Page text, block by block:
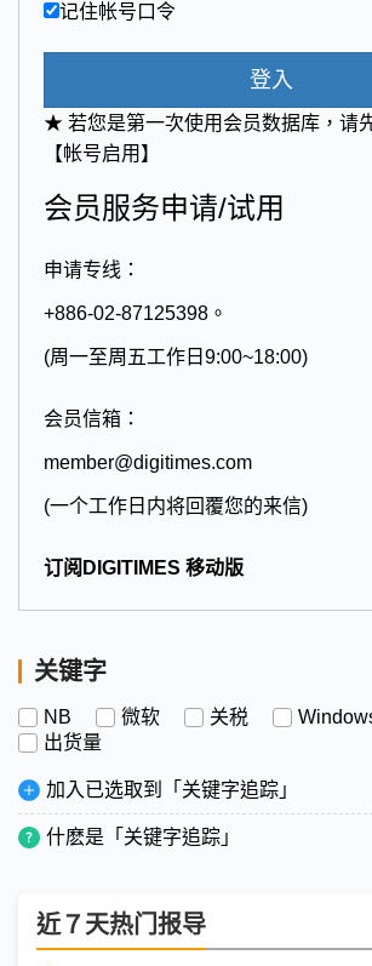
记住帐号口令
登入
★ 若您是第一次使用会员数据库，请
【帐号启用】
会员服务申请/试用
申请专线：
+886-02-87125398。
(周一至周五工作日9:00~18:00)
会员信箱：
member@digitimes.com
(一个工作日内将回覆您的来信)
订阅DIGITIMES 移动版
关键字
NB 微软 关税
出货量
加入已选取到「关键字追踪」
什麽是「关键字追踪」
近７天热门报导